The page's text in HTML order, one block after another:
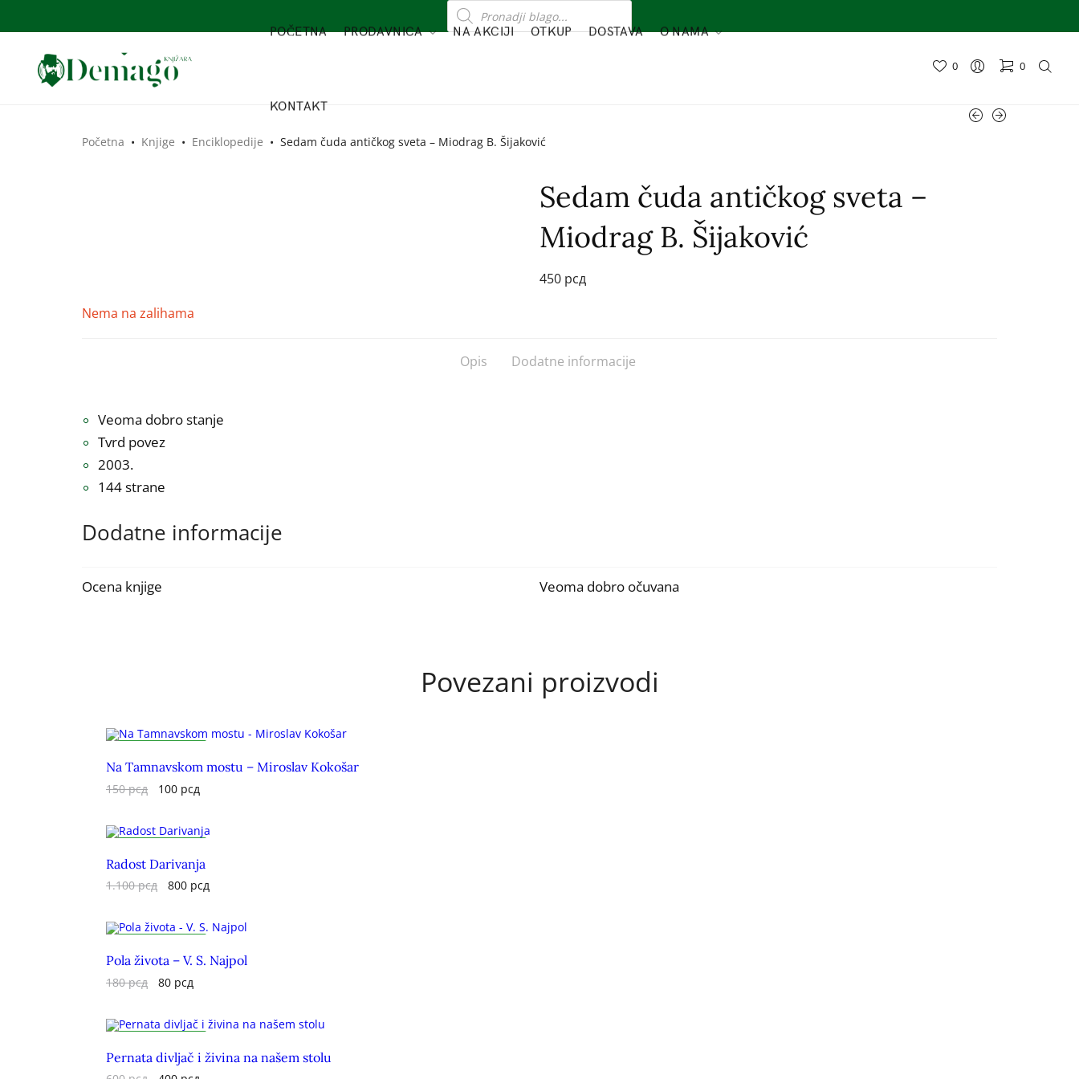
POČETNA PRODAVNICA NA AKCIJI OTKUP DOSTAVA O NAMA
KONTAKT
0 0
Početna • Knjige • Enciklopedije • Sedam čuda antičkog sveta – Miodrag B. Šijaković
Sedam čuda antičkog sveta –
Miodrag B. Šijaković
450 рсд
Nema na zalihama
Opis Dodatne informacije
Veoma dobro stanje
Tvrd povez
2003.
144 strane
Dodatne informacije
Ocena knjige Veoma dobro očuvana
Povezani proizvodi
DOK TRAJU ZALIHE.
Na Tamnavskom mostu – Miroslav Kokošar
150рсд 100 рсд
DOK TRAJU ZALIHE.
Radost Darivanja
1.100рсд 800 рсд
DOK TRAJU ZALIHE.
Pola života – V. S. Najpol
180рсд 80 рсд
DOK TRAJU ZALIHE.
Pernata divljač i živina na našem stolu